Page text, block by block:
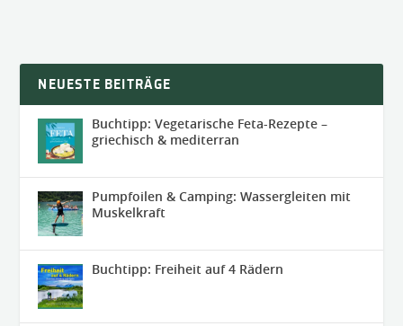
NEUESTE BEITRÄGE
Buchtipp: Vegetarische Feta-Rezepte –
griechisch & mediterran
Pumpfoilen & Camping: Wassergleiten mit
Muskelkraft
Buchtipp: Freiheit auf 4 Rädern